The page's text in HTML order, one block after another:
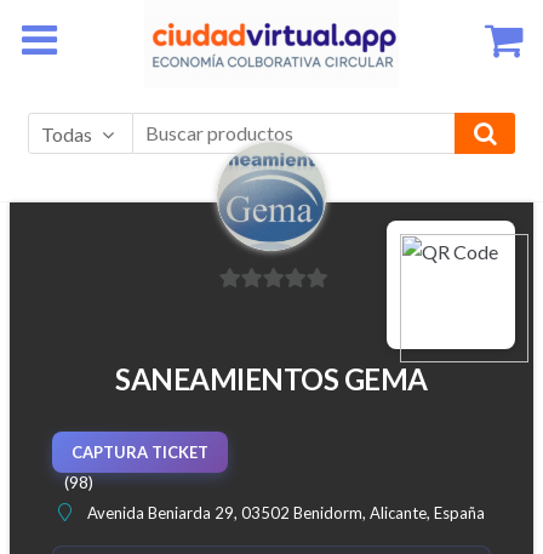
a
al
Todas
e
SANEAMIENTOS GEMA
CAPTURA TICKET
(98)
Avenida Beniarda 29, 03502 Benidorm, Alicante, España